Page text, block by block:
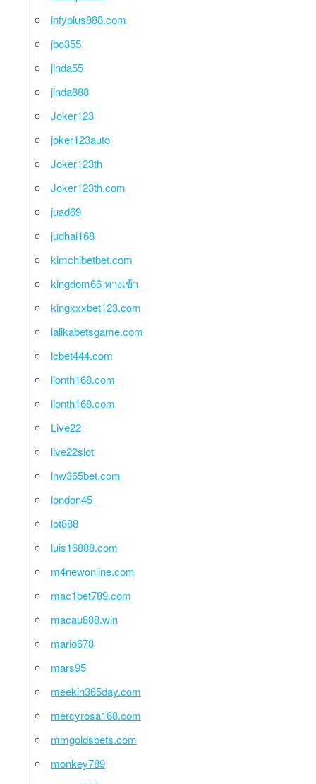
infyplus888.com
jbo355
jinda55
jinda888
Joker123
joker123auto
Joker123th
Joker123th.com
juad69
judhai168
kimchibetbet.com
kingdom66 ทางเข้า
kingxxxbet123.com
lalikabetsgame.com
lcbet444.com
lionth168.com
lionth168.com
Live22
live22slot
lnw365bet.com
london45
lot888
luis16888.com
m4newonline.com
mac1bet789.com
macau888.win
mario678
mars95
meekin365day.com
mercyrosa168.com
mmgoldsbets.com
monkey789